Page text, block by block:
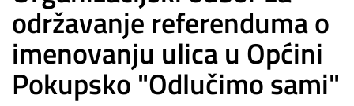
održavanje referenduma o
imenovanju ulica u Općini
Pokupsko "Odlučimo sami"